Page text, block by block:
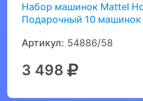
Набор машинок Mattel
Подарочный 10
Артикул: 54886/58
3 498